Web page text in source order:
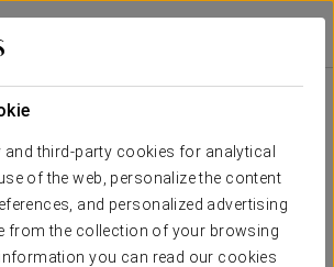
and third-party cookies for analytical
of the web, personalize the content
and personalized advertising
from the collection of your browsing
you can read our cookies